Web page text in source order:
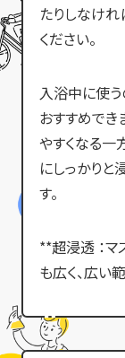
たりしなけ
ください。
入浴中に使う
おすすめで
やすくなる一
にしっかりと
す。
超浸透 マ
も広く、広い